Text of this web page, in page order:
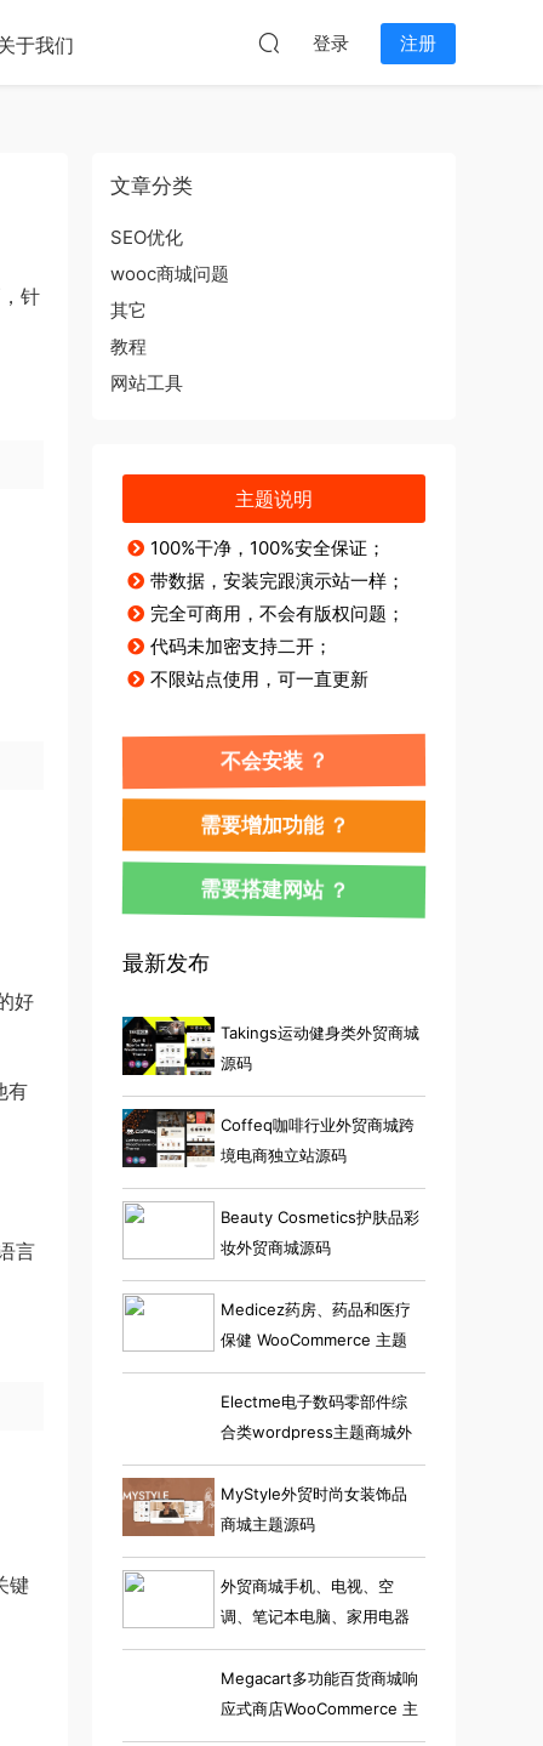
于我们 登录 注册
针
好
有
言
键
文章分类
SEO优化
wooc商城问题
其它
教程
网站工具
主题说明
100%干净，100%安全保证；
带数据，安装完跟演示站一样；
完全可商用，不会有版权问题；
代码未加密支持二开；
不限站点使用，可一直更新
不会安装 ？
需要增加功能 ？
需要搭建网站 ？
最新发布
Takings运动健身类外贸商城
源码
Coffeq咖啡行业外贸商城跨
境电商独立站源码
Beauty Cosmetics护肤品彩
妆外贸商城源码
Medicez药房、药品和医疗
保健 WooCommerce 主题
Electme电子数码零部件综
合类wordpress主题商城外
贸跨境电商源码
MyStyle外贸时尚女装饰品
商城主题源码
外贸商城手机、电视、空
调、笔记本电脑、家用电器
小工具电子商店 Elementor
WooCommerce 主题
Megacart多功能百货商城响
应式商店WooCommerce 主
题